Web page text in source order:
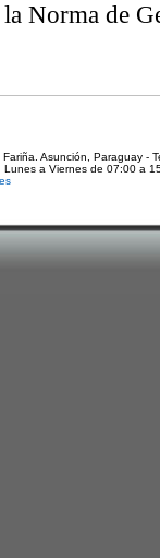
Norma de
Asunción, Paraguay -
Lunes a Viernes de 07:00 a